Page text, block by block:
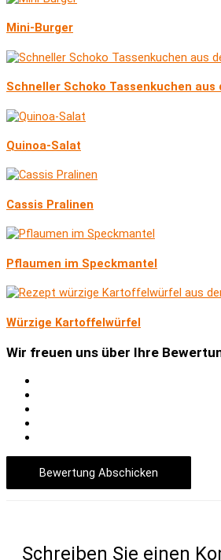
Mini-Burger
Schneller Schoko Tassenkuchen aus
Quinoa-Salat
Cassis Pralinen
Pflaumen im Speckmantel
Würzige Kartoffelwürfel
Wir freuen uns über Ihre
Bewertung Abschicken
Schreiben Sie einen